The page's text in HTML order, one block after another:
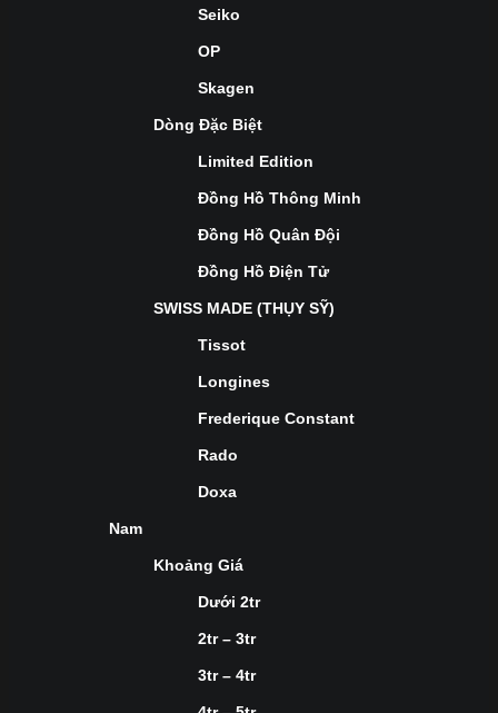
Seiko
OP
Skagen
Dòng Đặc Biệt
Limited Edition
Đồng Hồ Thông Minh
Đồng Hồ Quân Đội
Đồng Hồ Điện Tử
SWISS MADE (THỤY SỸ)
Tissot
Longines
Frederique Constant
Rado
Doxa
Nam
Khoảng Giá
Dưới 2tr
2tr – 3tr
3tr – 4tr